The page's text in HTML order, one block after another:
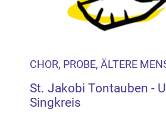
CHOR, PROBE, ÄLTERE
St. Jakobi Tontauben -
Singkreis